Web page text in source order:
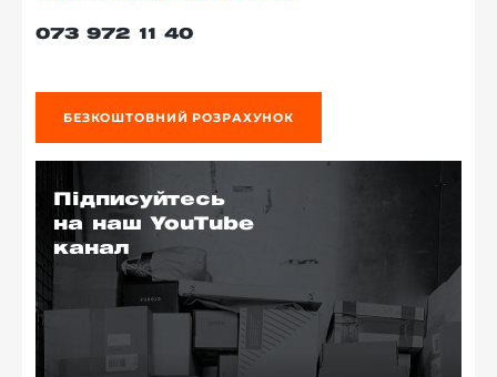
073 972 11 40
БЕЗКОШТОВНИЙ РОЗРАХУНОК
Підписуйтесь
на наш YouTube
канал